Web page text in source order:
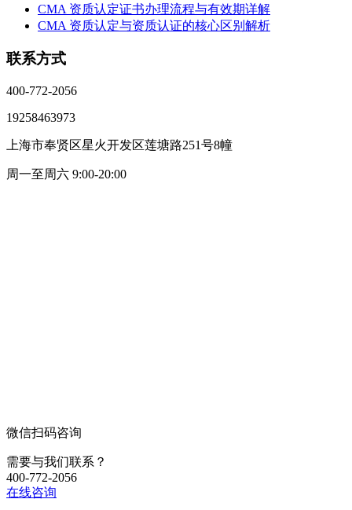
CMA 资质认定证书办理流程与有效期详解
CMA 资质认定与资质认证的核心区别解析
联系方式
400-772-2056
19258463973
上海市奉贤区星火开发区莲塘路251号8幢
周一至周六 9:00-20:00
微信扫码咨询
需要与我们联系？
400-772-2056
在线咨询